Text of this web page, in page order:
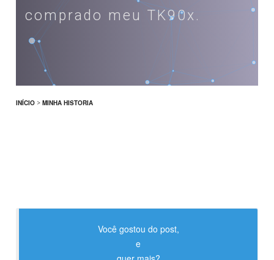
comprado meu TK90x.
INÍCIO > MINHA HISTORIA
Você gostou do post,
e